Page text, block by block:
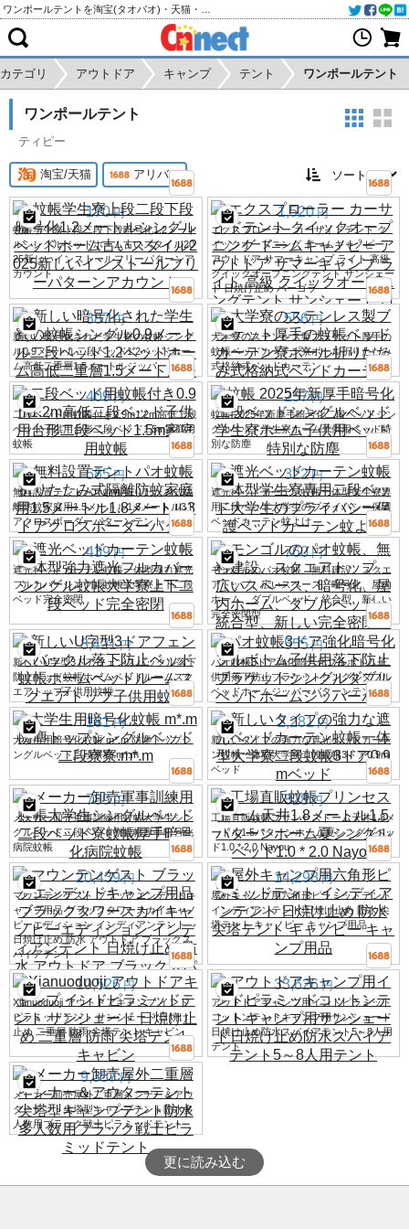
カテゴリ アウトドア キャンプ テント ワンポールテント
ワンポールテント
ティピー
淘宝/天猫 アリババ
170 円
蚊帳学生寮上段二段下段暗号化1.2メート
ルシングルベッドホーム古いスタイル20
25新しいインストールフリーパターンア
カウント
1,520 円
エクスプローラー カーサイドテント ク
イックオープニング ドームキャノピー
アウトドア サマーキャンプ ライト 高級
クイックオープニングテント サンシェー
ド 日焼け止め パーゴラ
387 円
新しい暗号化された学生寮の蚊帳シング
ル0.9メートル二段ベッド1.2ベッドホー
ム高低二重層1.5メートルジッパー
556 円
大学寮のステンレス製ブラケット厚手の
蚊帳ベッドカーテン寮ポール折りたたみ
式格納式ベッドカーテン
409 円
二段ベッド用蚊帳付き0.9m1.2m高低二段
ベッド子供用台形二段ベッド1.5m家庭用
蚊帳
257 円
蚊帳 2025年新厚手暗号化二段ベッドシン
グルベッド学生寮ホーム子供用ベッド特
別な防塵
585 円
無料設置テントパオ蚊帳折りたたみ式隔
離防蚊家庭用1.5メートル1.8メートル3ド
アクロスボーダーパターンテント
322 円
遮光ベッドカーテン蚊帳一体型学生寮専
用二段ベッド大学生のプライバシー保護
ベッドカーテン蚊よけ
439 円
遮光ベッドカーテン蚊帳一体型強力遮光
フルカバーシングル蚊帳大学寮上下二段
ベッド完全密閉
760 円
モンゴルのパオ蚊帳、無料建設、スクエ
アトップ、広いスペース、暗号化、屋内
ホーム、ダブルベッド、統合型、新しい
完全密閉型
3,421 円
新しいU字型3ドアフェンスバックル落下
防止ベッド蚊帳ホームベッドルームスク
エアトップ子供用蚊帳
555 円
パオ蚊帳3ドア強化暗号化フルボトム子
供用落下防止ブラケットシングルダブル
ベッドホームジッパーパターンテント
181 円
大学生用暗号化蚊帳 m*.m 防塵トップシ
ングルベッド二段寮寮.m*.m
2,281 円
新しいタイプの強力な遮光ベッドカーテ
ン蚊帳一体型大学寮二段蚊帳3ドア0.9m
ベッド
789 円
メーカー卸売軍事訓練用蚊帳大学生シン
グルベッド二段ベッド寮蚊帳厚手暗号化
病院蚊帳
828 円
工場直販蚊帳プリンセスドーム天井1.8メ
ートル1.5パターンホーム夏シングルベッ
ド1.0 * 2.0 Nayou
20,439 円
マウンテンゲスト ブラックエンデッドキ
ャンプ用品 ブラックタワースカイキャノ
ピーエディション インディアンテント
日焼け止め 防水 アウトドア ブラックス
パイアテント
14,298 円
屋外キャンプ用六角形ピラミッドテント
インディアンテント 日焼け止め 防水 尖
塔テント キャノピー キャンプ用品
10,526 円
Xianuoduoji アウトドアキャンプ インド
ピラミッドテント サンシェード 日焼け
止め 二重層 防雨 尖塔テント キャビン
33,626 円
アウトドアキャンプ用インドピラミッド
コットンテントキャンプ用サンシェード
日焼け止め防水スパイアテント5～8人用
テント
9,357 円
メーカー卸売屋外二重層インナー＆アウ
ターテント尖塔型キャンプテント防水多
人数用ブラック戦士ピラミッドテント
更に読み込む